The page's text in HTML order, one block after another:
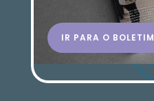
IR PARA O BOLETIM